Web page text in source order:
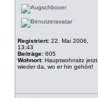
Registriert: 22. Mai 2006,
13:43
Beiträge: 605
Wohnort: Hauptwohnsitz jetzt
wieder da, wo er hin gehört!